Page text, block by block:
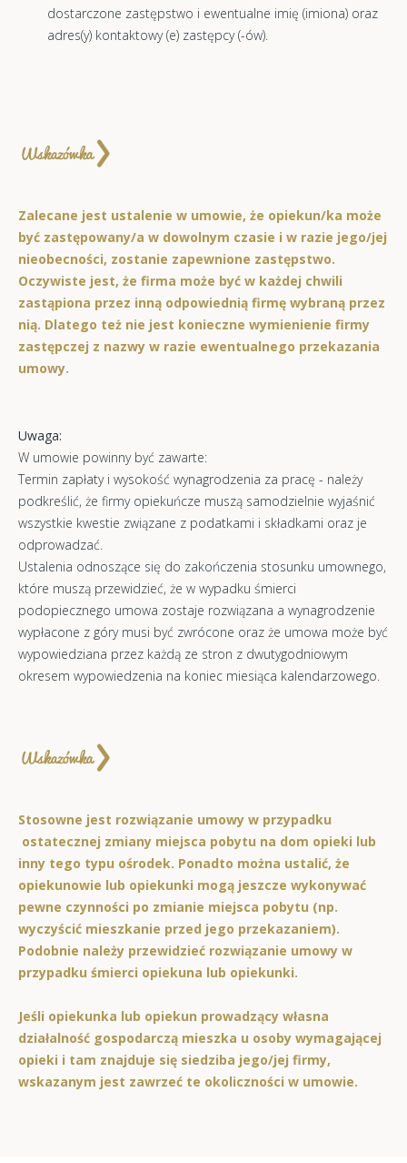
dostarczone zastępstwo i ewentualne imię (imiona) oraz
adres(y) kontaktowy (e) zastępcy (-ów).
Zalecane jest ustalenie w umowie, że opiekun/ka może
być zastępowany/a w dowolnym czasie i w razie jego/jej
nieobecności, zostanie zapewnione zastępstwo.
Oczywiste jest, że firma może być w każdej chwili
zastąpiona przez inną odpowiednią firmę wybraną przez
nią. Dlatego też nie jest konieczne wymienienie firmy
zastępczej z nazwy w razie ewentualnego przekazania
umowy.
Uwaga:
W umowie powinny być zawarte:
Termin zapłaty i wysokość wynagrodzenia za pracę - należy
podkreślić, że firmy opiekuńcze muszą samodzielnie wyjaśnić
wszystkie kwestie związane z podatkami i składkami oraz je
odprowadzać.
Ustalenia odnoszące się do zakończenia stosunku umownego,
które muszą przewidzieć, że w wypadku śmierci
podopiecznego umowa zostaje rozwiązana a wynagrodzenie
wypłacone z góry musi być zwrócone oraz że umowa może być
wypowiedziana przez każdą ze stron z dwutygodniowym
okresem wypowiedzenia na koniec miesiąca kalendarzowego.
Stosowne jest rozwiązanie umowy w przypadku
ostatecznej zmiany miejsca pobytu na dom opieki lub
inny tego typu ośrodek. Ponadto można ustalić, że
opiekunowie lub opiekunki mogą jeszcze wykonywać
pewne czynności po zmianie miejsca pobytu (np.
wyczyścić mieszkanie przed jego przekazaniem).
Podobnie należy przewidzieć rozwiązanie umowy w
przypadku śmierci opiekuna lub opiekunki.
Jeśli opiekunka lub opiekun prowadzący własna
działalność gospodarczą mieszka u osoby wymagającej
opieki i tam znajduje się siedziba jego/jej firmy,
wskazanym jest zawrzeć te okoliczności w umowie.